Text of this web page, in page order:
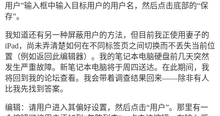
用户”输入框中输入目标用户的用户名，然后点击底部的“保
存”。
我知道还有另一种屏蔽用户的方法，但目前我正使用妻子的
iPad，尚未弄清楚如何在不同标签页之间切换而不丢失当前位
置（例如返回此编辑器）。我的笔记本电脑硬盘前几天突然
发生严重故障。新笔记本电脑将于周四送达。在此期间，我
将回到我的论坛查看。我会带着调查结果回来——除非有人
比我先找到答案。
编辑：请用户进入其偏好设置，然后点击“用户”。那里有一